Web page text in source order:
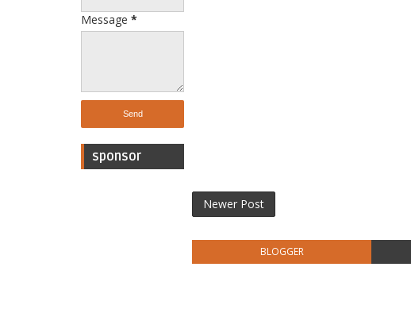
Message *
sponsor
Newer Post
BLOGGER